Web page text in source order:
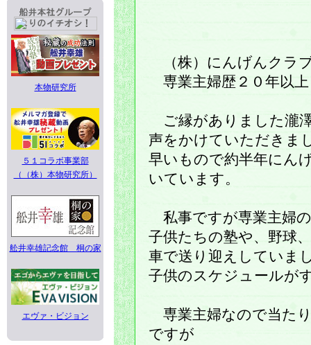
本物研究所
５１コラボ事業部
（（株）本物研究所）
舩井幸雄記念館 桐の家
エヴァ・ビジョン
（株）にんげんクラ
専業主婦歴２０年以
ご縁がありました瀧
声をかけていただきま
早いもので約半年にん
いています。
私事ですが専業主婦
子供たちの塾や、野球
車で送り迎えしていま
子供のスケジュールが
専業主婦なので当た
ですが